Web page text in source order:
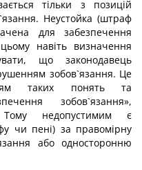
тільки з позицій
Неустойка (штраф
для забезпечення
навіть визначення
що законодавець
зобов`язання. Це
таких понять та
зобов`язання»,
Тому недопустимим є
чи пені) за правомірну
або односторонню